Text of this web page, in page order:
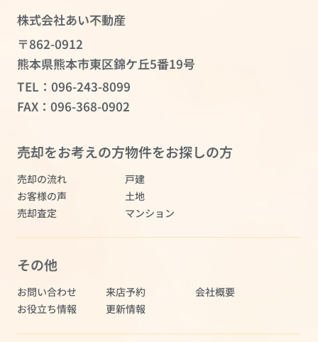
株式会社あい不動産
〒862-0912
熊本県熊本市東区錦ケ丘5番19号
TEL： 096-243-8099
FAX：096-368-0902
売却をお考えの方
売却の流れ
お客様の声
売却査定
物件をお探しの方
戸建
土地
マンション
その他
お問い合わせ 来店予約
会社概要
お役立ち情報
更新情報